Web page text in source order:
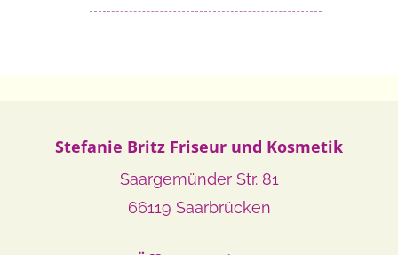
Stefanie Britz Friseur und Kosmetik
Saargemünder Str. 81
66119 Saarbrücken